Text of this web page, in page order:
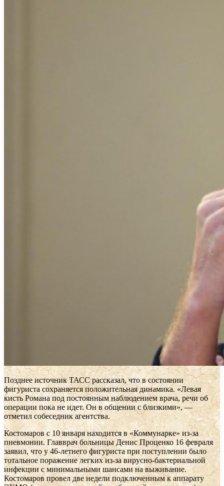
Позднее источник ТАСС рассказал, что в состоянии
фигуриста сохраняется положительная динамика. «Левая
кисть Романа под постоянным наблюдением врача, речи об
операции пока не идет. Он в общении с близкими», —
отметил собеседник агентства.
Костомаров с 10 января находится в «Коммунарке» из-за
пневмонии. Главврач больницы Денис Проценко 16 февраля
заявил, что у 46-летнего фигуриста при поступлении было
тотальное поражение легких из-за вирусно-бактериальной
инфекции с минимальными шансами на выживание.
Костомаров провел две недели подключенным к аппарату